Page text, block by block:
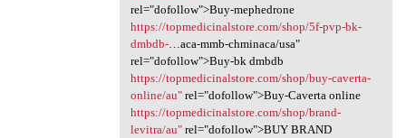
rel="dofollow">Buy-mephedrone
https://topmedicinalstore.com/shop/5f-pvp-bk-
dmbdb-…aca-mmb-chminaca/usa"
rel="dofollow">Buy-bk dmbdb
https://topmedicinalstore.com/shop/buy-caverta-
online/au"rel="dofollow">Buy-Caverta online
https://topmedicinalstore.com/shop/brand-
levitra/au"rel="dofollow">BUY BRAND